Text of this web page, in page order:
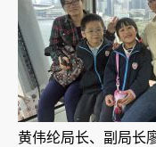
黄伟纶局长、副局长